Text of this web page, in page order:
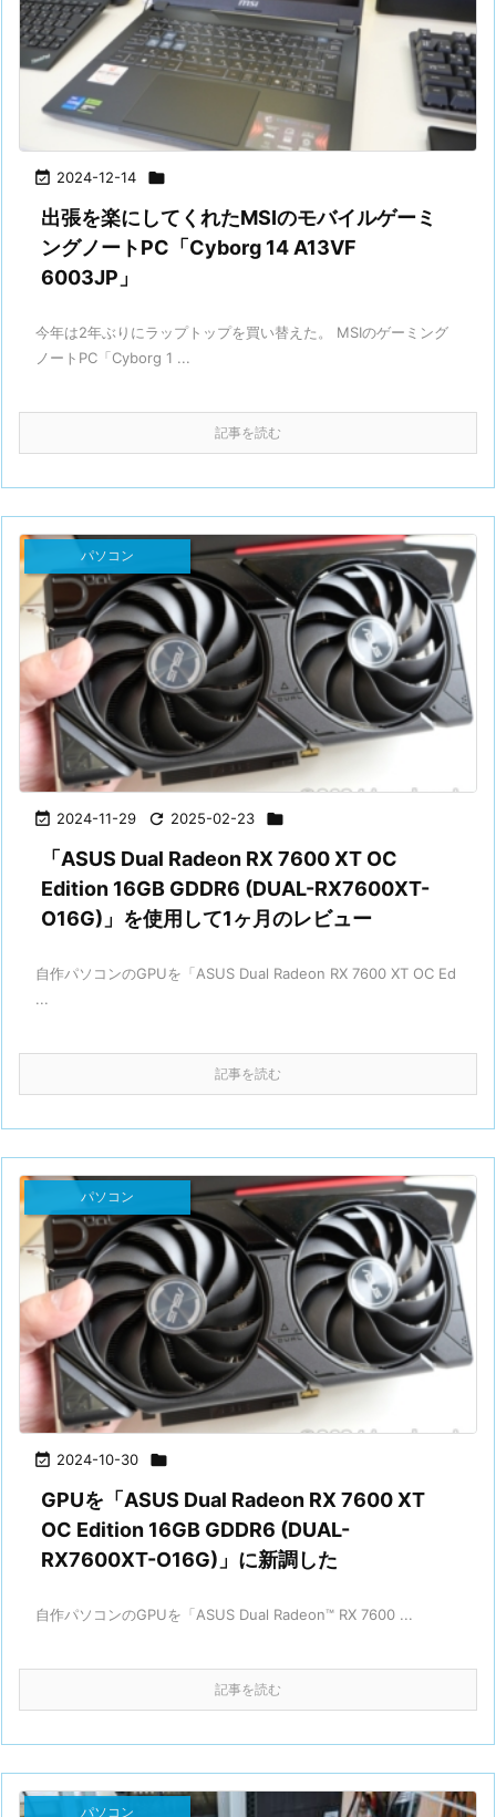
 2024-12-14 
出張を楽にしてくれたMSIのモバイルゲーミ
ングノートPC「Cyborg 14 A13VF
6003JP」
今年は2年ぶりにラップトップを買い替えた。 MSIのゲーミング
ノートPC「Cyborg 1 ...
記事を読む
 2024-11-29  2025-02-23 
パソコン
「ASUS Dual Radeon RX 7600 XT OC
Edition 16GB GDDR6 (DUAL-RX7600XT-
O16G)」を使用して1ヶ月のレビュー
自作パソコンのGPUを「ASUS Dual Radeon RX 7600 XT OC Ed
...
記事を読む
 2024-10-30 
パソコン
GPUを「ASUS Dual Radeon RX 7600 XT
OC Edition 16GB GDDR6 (DUAL-
RX7600XT-O16G)」に新調した
自作パソコンのGPUを「ASUS Dual Radeon™ RX 7600 ...
記事を読む
パソコン